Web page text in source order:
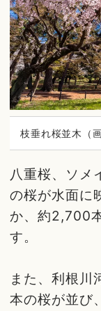
枝垂れ桜並木（
八重桜、ソメ
の桜が水面に
か、約2,700
す。
また、利根川
本の桜が並び